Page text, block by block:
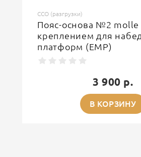
ССО (разгрузки)
Пояс-основа №2 molle
креплением для
платформ (ЕМР)
3 900 р.
В КОРЗИНУ